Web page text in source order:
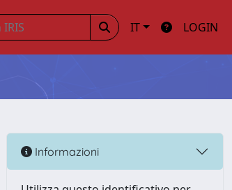
IT LOGIN
Informazioni